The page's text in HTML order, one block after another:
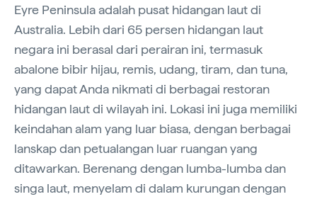
Eyre Peninsula adalah pusat hidangan laut di
Australia. Lebih dari 65 persen hidangan laut
negara ini berasal dari perairan ini, termasuk
abalone bibir hijau, remis, udang, tiram, dan tuna,
yang dapat Anda nikmati di berbagai restoran
hidangan laut di wilayah ini. Lokasi ini juga memiliki
keindahan alam yang luar biasa, dengan berbagai
lanskap dan petualangan luar ruangan yang
ditawarkan. Berenang dengan lumba-lumba dan
singa laut, menyelam di dalam kurungan dengan